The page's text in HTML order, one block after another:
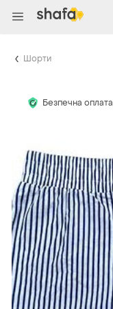
Шорти
Безпечна оплата